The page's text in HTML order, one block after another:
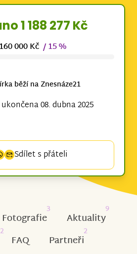
1 188 277 Kč
000 Kč / 15 %
běží na Znesnáze21
08. dubna 2025
Sdílet s přáteli
Fotografie
3
Aktuality
9
FAQ Partneři
2